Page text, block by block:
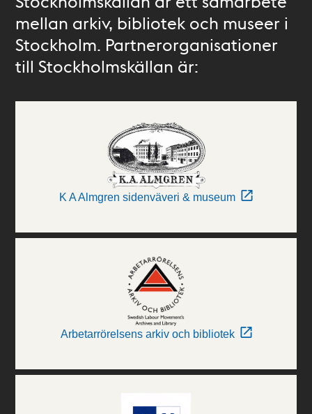
mellan arkiv, bibliotek och museer i
Stockholm. Partnerorganisationer
till Stockholmskällan är:
K A Almgren sidenväveri & museum
Arbetarrörelsens arkiv och bibliotek